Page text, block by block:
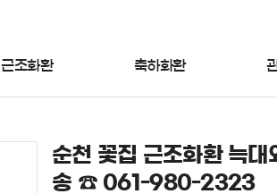
근조화환 축하화환
순천 꽃집 근조화환 늑대
송 ☎ 061-980-2323